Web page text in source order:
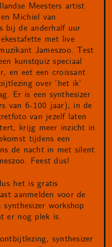
Meesters artist
Michiel van
bij de anderhalf uur
met live
Jameszoo. Test
kunstquiz speciaal
en eet een croissant
over ‘het ik’
Er is een synthesizer
van 6-100 jaar), in de
van jezelf laten
krijg meer inzicht in
tijdens een
de nacht in met silent
Feest dus!
het is gratis
aanmelden voor de
workshop
er nog plek is.
synthesizer